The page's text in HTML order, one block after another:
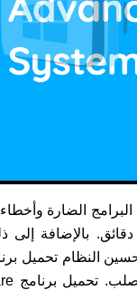
الضارة
دقائق. بالإضافة